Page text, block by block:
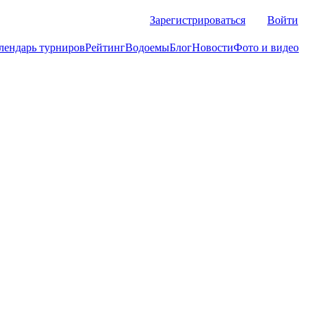
Зарегистрироваться Войти
турнировРейтингВодоемыБлогНовостиФото и видео